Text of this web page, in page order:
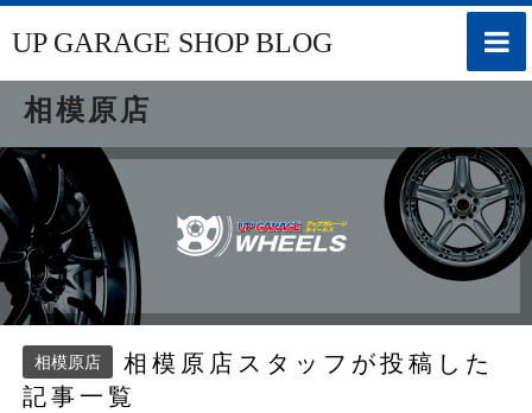
toggle
UP GARAGE SHOP BLOG
相模原店
相模原店
相模原店スタッフが投稿した
記事一覧